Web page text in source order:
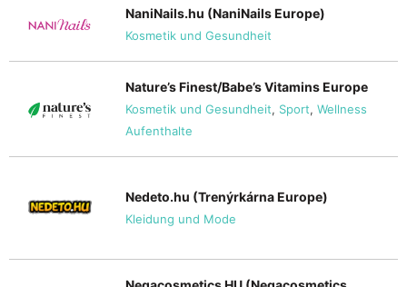
NaniNails.hu (NaniNails Europe)
Kosmetik und Gesundheit
Nature’s Finest/Babe’s Vitamins Europe
Kosmetik und Gesundheit, Sport, Wellness
Aufenthalte
Nedeto.hu (Trenýrkárna Europe)
Kleidung und Mode